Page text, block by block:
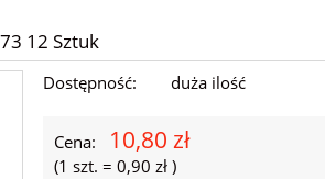
12 Sztuk
Dostępność: duża ilość
Cena: 10,80 zł
(1szt. =0,90 zł)